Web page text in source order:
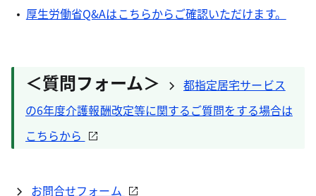
厚生労働省Q&Aはこちらからご確認いただけます。
＜質問フォーム＞
都指定居宅サービス
の6年度介護報酬改定等に関するご質問をする場合は
こちらから
お問合せフォーム